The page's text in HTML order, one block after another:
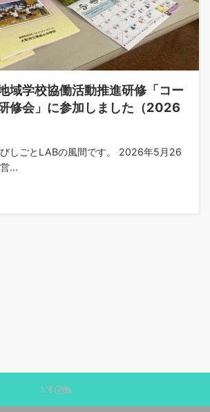
域学校協働活動推進研修「コー
修会」に参加しました（2026
しごとLABの風間です。 2026年5月26
...